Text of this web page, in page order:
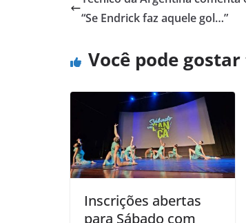
“Se Endrick faz aquele gol…”
Você pode
Inscrições abertas
para Sábado com